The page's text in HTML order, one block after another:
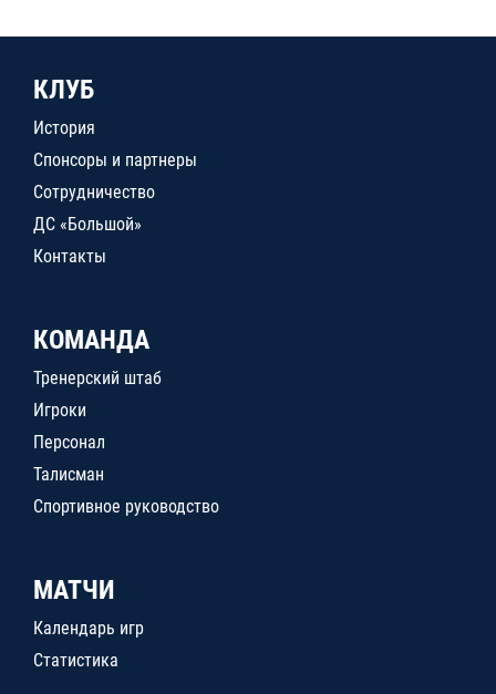
КЛУБ
История
Спонсоры и партнеры
Сотрудничество
ДС «Большой»
Контакты
КОМАНДА
Тренерский штаб
Игроки
Персонал
Талисман
Спортивное руководство
МАТЧИ
Календарь игр
Статистика